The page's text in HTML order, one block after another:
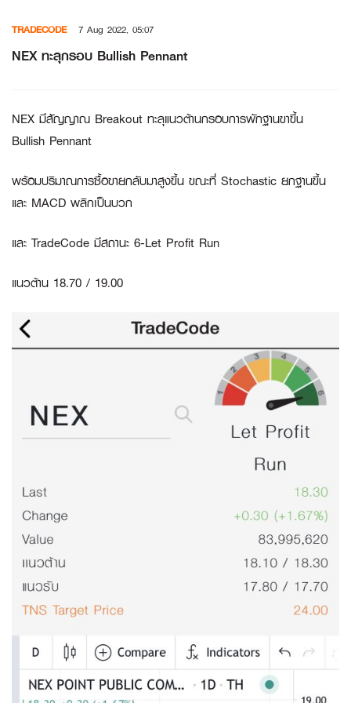
content
TRADECODE 7 Aug 2022, 05:07
NEX ทะลุกรอบ Bullish Pennant
NEX มีสัญญาณ Breakout ทะลุแนวต้านกรอบการพักฐานขาขึ้น
Bullish Pennant
พร้อมปริมาณการซื้อขายกลับมาสูงขึ้น ขณะที่ Stochastic ยกฐานขึ้น
และ MACD พลิกเป็นบวก
และ TradeCode มีสถานะ 6-Let Profit Run
แนวต้าน 18.70 / 19.00